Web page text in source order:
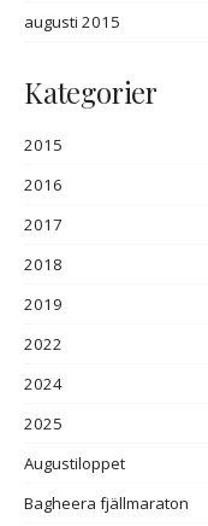
augusti 2015
Kategorier
2015
2016
2017
2018
2019
2022
2024
2025
Augustiloppet
Bagheera fjällmaraton